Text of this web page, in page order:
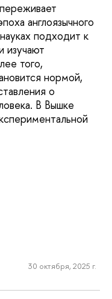
англоязычного
подходит к
изучают
того,
нормой,
о
В Вышке
30 октября, 2025 г.